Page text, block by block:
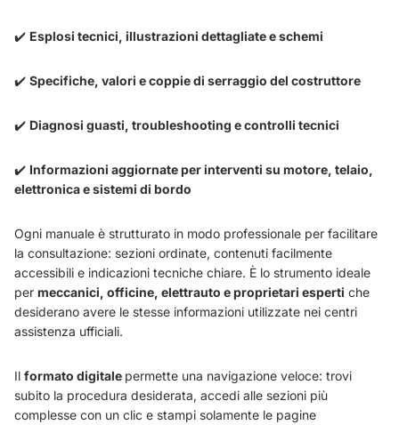
✔️ Esplosi tecnici, illustrazioni dettagliate e schemi
✔️ Specifiche, valori e coppie di serraggio del costruttore
✔️ Diagnosi guasti, troubleshooting e controlli tecnici
✔️ Informazioni aggiornate per interventi su motore, telaio,
elettronica e sistemi di bordo
Ogni manuale è strutturato in modo professionale per facilitare
la consultazione: sezioni ordinate, contenuti facilmente
accessibili e indicazioni tecniche chiare. È lo strumento ideale
per meccanici, officine, elettrauto e proprietari esperti che
desiderano avere le stesse informazioni utilizzate nei centri
assistenza ufficiali.
Il formato digitale permette una navigazione veloce: trovi
subito la procedura desiderata, accedi alle sezioni più
complesse con un clic e stampi solamente le pagine